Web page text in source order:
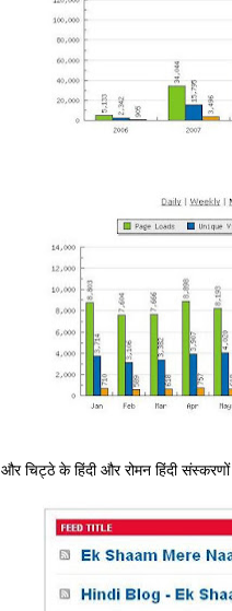
और चिट्ठे के हिंदी और रोमन हिंदी